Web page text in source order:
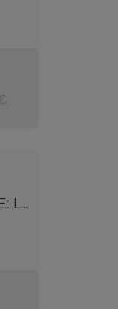
TRAUMWOHNUNG AM MONDSEE: LUXUS, KOMFORT UND PANORAMABLICK!